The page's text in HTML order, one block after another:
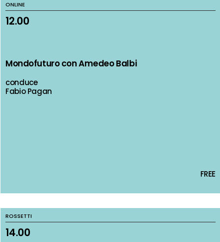
ONLINE
12.00
Mondofuturo con Amedeo Balbi
conduce
Fabio Pagan
FREE
ONLINE
12.00
Mondofuturo con Amedeo Balbi
conduce
Fabio Pagan
FREE
ROSSETTI
14.00
ROSSETTI
14.00